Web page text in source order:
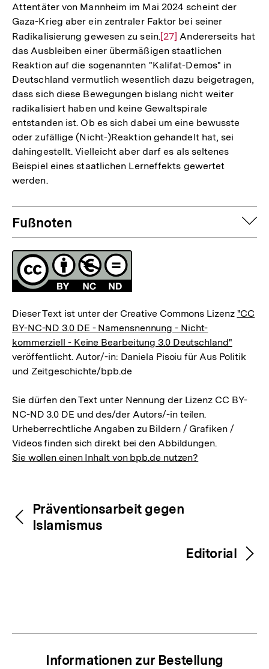
Attentäter von Mannheim im Mai 2024 scheint der
Gaza-Krieg aber ein zentraler Faktor bei seiner
Radikalisierung gewesen zu sein.Zur
Auflösung
der
Fußnote
[27] Andererseits hat
das Ausbleiben einer übermäßigen staatlichen
Reaktion auf die sogenannten "Kalifat-Demos" in
Deutschland vermutlich wesentlich dazu beigetragen,
dass sich diese Bewegungen bislang nicht weiter
radikalisiert haben und keine Gewaltspirale
entstanden ist. Ob es sich dabei um eine bewusste
oder zufällige (Nicht-)Reaktion gehandelt hat, sei
dahingestellt. Vielleicht aber darf es als seltenes
Beispiel eines staatlichen Lerneffekts gewertet
werden.
Fussnoten
Fußnoten
Lizenz
Dieser Text ist unter der Creative Commons Lizenz "CC
BY-NC-ND 3.0 DE - Namensnennung - Nicht-
kommerziell - Keine Bearbeitung 3.0 Deutschland"
veröffentlicht. Autor/-in: Daniela Pisoiu für Aus Politik
und Zeitgeschichte/bpb.de
Sie dürfen den Text unter Nennung der Lizenz CC BY-
NC-ND 3.0 DE und des/der Autors/-in teilen.
Urheberrechtliche Angaben zu Bildern / Grafiken /
Videos finden sich direkt bei den Abbildungen.
Sie wollen einen Inhalt von bpb.de nutzen?
Inhaltsnavigation
Inhaltsnavigation
Präventionsarbeit gegen
Islamismus
Editorial
Informationen zur Bestellung